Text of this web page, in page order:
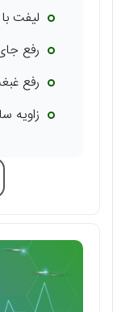
لیفت
رفع
رفع
زاویه